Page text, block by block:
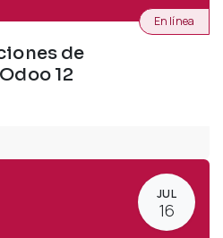
de
12
En línea
JUL
16